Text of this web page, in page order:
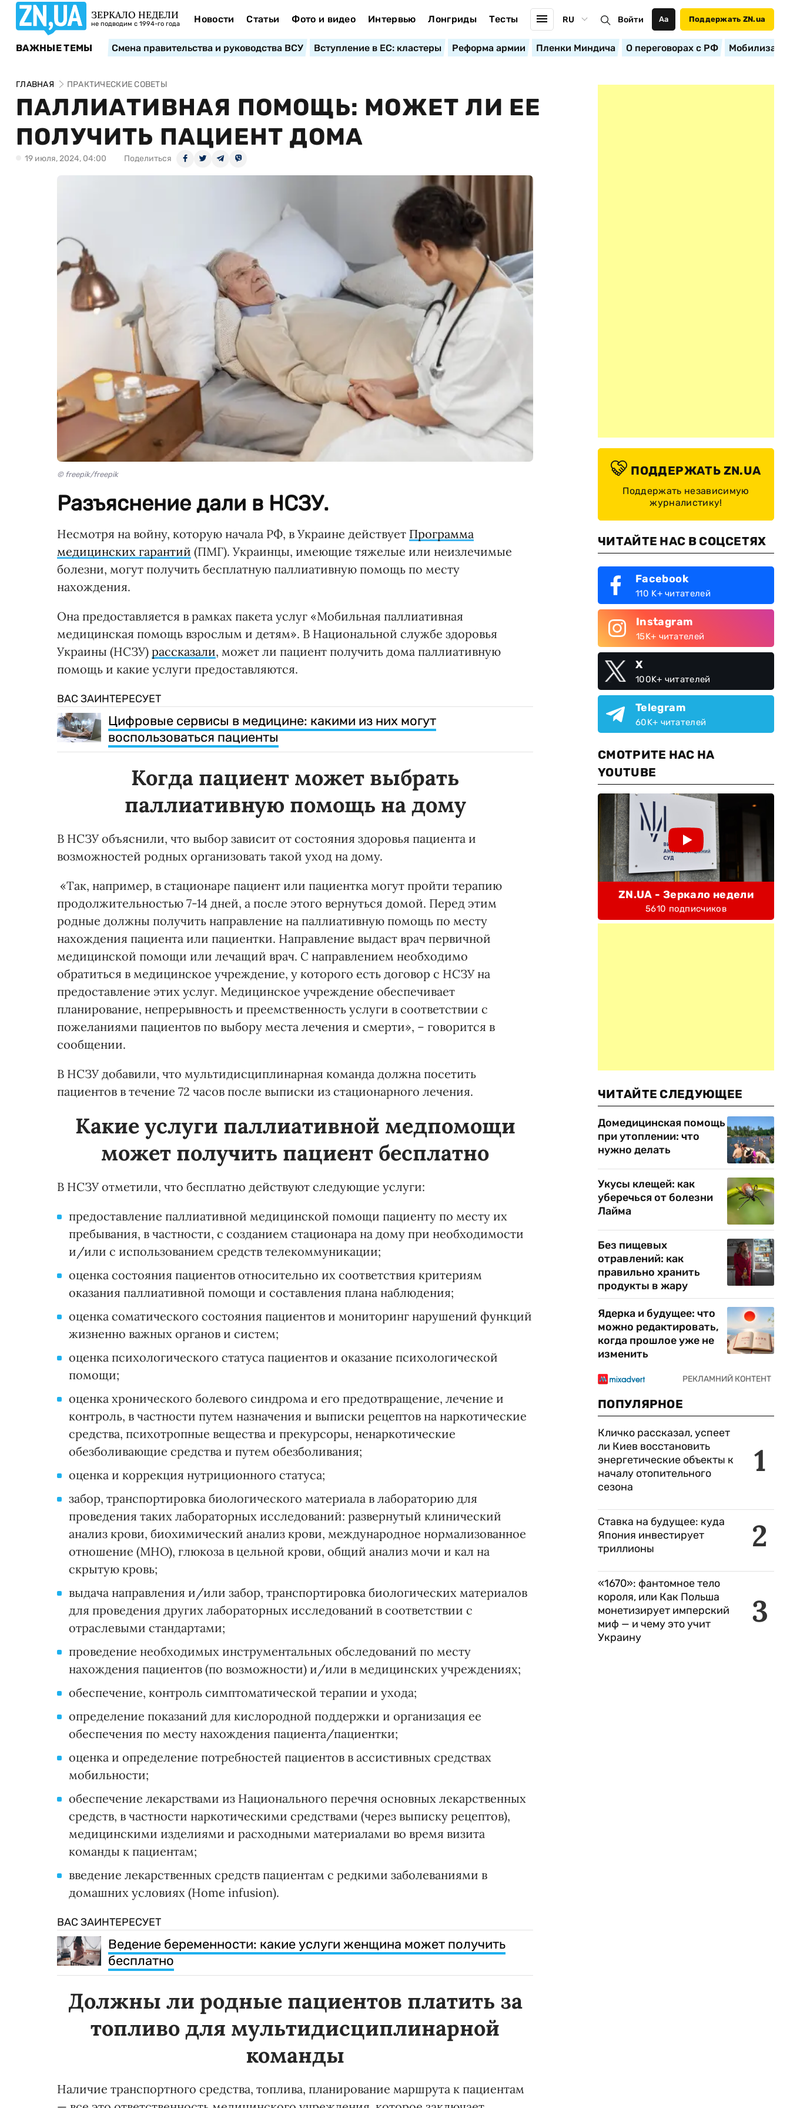
ЗЕРКАЛО НЕДЕЛИ
не подводим с 1994-го года Новости Статьи Фото и видео Интервью Лонгриды Тесты RU Войти Аа Поддержать ZN.ua
ВАЖНЫЕ ТЕМЫ Смена правительства и руководства ВСУ Вступление в ЕС: кластеры Реформа армии Пленки Миндича О переговорах с РФ
ГЛАВНАЯ ПРАКТИЧЕСКИЕ СОВЕТЫ
ПАЛЛИАТИВНАЯ ПОМОЩЬ: МОЖЕТ ЛИ ЕЕ
ПОЛУЧИТЬ ПАЦИЕНТ ДОМА
19 июля, 2024, 04:00 Поделиться
© freepik/freepik
Разъяснение дали в НСЗУ.
Несмотря на войну, которую начала РФ, в Украине действует Программа
медицинских гарантий (ПМГ). Украинцы, имеющие тяжелые или неизлечимые
болезни, могут получить бесплатную паллиативную помощь по месту
нахождения.
Она предоставляется в рамках пакета услуг «Мобильная паллиативная
медицинская помощь взрослым и детям». В Национальной службе здоровья
Украины (НСЗУ) рассказали, может ли пациент получить дома паллиативную
помощь и какие услуги предоставляются.
ВАС ЗАИНТЕРЕСУЕТ
Цифровые сервисы в медицине: какими из них могут
воспользоваться пациенты
Когда пациент может выбрать
паллиативную помощь на дому
В НСЗУ объяснили, что выбор зависит от состояния здоровья пациента и
возможностей родных организовать такой уход на дому.
«Так, например, в стационаре пациент или пациентка могут пройти терапию
продолжительностью 7-14 дней, а после этого вернуться домой. Перед этим
родные должны получить направление на паллиативную помощь по месту
нахождения пациента или пациентки. Направление выдаст врач первичной
медицинской помощи или лечащий врач. С направлением необходимо
обратиться в медицинское учреждение, у которого есть договор с НСЗУ на
предоставление этих услуг. Медицинское учреждение обеспечивает
планирование, непрерывность и преемственность услуги в соответствии с
пожеланиями пациентов по выбору места лечения и смерти», – говорится в
сообщении.
В НСЗУ добавили, что мультидисциплинарная команда должна посетить
пациентов в течение 72 часов после выписки из стационарного лечения.
Какие услуги паллиативной медпомощи
может получить пациент бесплатно
В НСЗУ отметили, что бесплатно действуют следующие услуги:
предоставление паллиативной медицинской помощи пациенту по месту их
пребывания, в частности, с созданием стационара на дому при необходимости
и/или с использованием средств телекоммуникации;
оценка состояния пациентов относительно их соответствия критериям
оказания паллиативной помощи и составления плана наблюдения;
оценка соматического состояния пациентов и мониторинг нарушений функций
жизненно важных органов и систем;
оценка психологического статуса пациентов и оказание психологической
помощи;
оценка хронического болевого синдрома и его предотвращение, лечение и
контроль, в частности путем назначения и выписки рецептов на наркотические
средства, психотропные вещества и прекурсоры, ненаркотические
обезболивающие средства и путем обезболивания;
оценка и коррекция нутриционного статуса;
забор, транспортировка биологического материала в лабораторию для
проведения таких лабораторных исследований: развернутый клинический
анализ крови, биохимический анализ крови, международное нормализованное
отношение (МНО), глюкоза в цельной крови, общий анализ мочи и кал на
скрытую кровь;
выдача направления и/или забор, транспортировка биологических материалов
для проведения других лабораторных исследований в соответствии с
отраслевыми стандартами;
проведение необходимых инструментальных обследований по месту
нахождения пациентов (по возможности) и/или в медицинских учреждениях;
обеспечение, контроль симптоматической терапии и ухода;
определение показаний для кислородной поддержки и организация ее
обеспечения по месту нахождения пациента/пациентки;
оценка и определение потребностей пациентов в ассистивных средствах
мобильности;
обеспечение лекарствами из Национального перечня основных лекарственных
средств, в частности наркотическими средствами (через выписку рецептов),
медицинскими изделиями и расходными материалами во время визита
команды к пациентам;
введение лекарственных средств пациентам с редкими заболеваниями в
домашних условиях (Home infusion).
ВАС ЗАИНТЕРЕСУЕТ
Ведение беременности: какие услуги женщина может получить
бесплатно
Должны ли родные пациентов платить за
топливо для мультидисциплинарной
команды
Наличие транспортного средства, топлива, планирование маршрута к пациентам
ПОДДЕРЖАТЬ ZN.UA
Поддержать независимую
журналистику!
ЧИТАЙТЕ НАС В СОЦСЕТЯХ
Facebook
110 K+ читателей
Instagram
15K+ читателей
X
100K+ читателей
Telegram
60K+ читателей
СМОТРИТЕ НАС НА
YOUTUBE
ZN.UA - Зеркало недели
5610 подписчиков
ЧИТАЙТЕ СЛЕДУЮЩЕЕ
Домедицинская помощь
при утоплении: что
нужно делать
Укусы клещей: как
уберечься от болезни
Лайма
Без пищевых
отравлений: как
правильно хранить
продукты в жару
Ядерка и будущее: что
можно редактировать,
когда прошлое уже не
изменить
ПОПУЛЯРНОЕ
1
Кличко рассказал, успеет
ли Киев восстановить
энергетические объекты к
началу отопительного
сезона
2
Ставка на будущее: куда
Япония инвестирует
триллионы
3
«1670»: фантомное тело
короля, или Как Польша
монетизирует имперский
миф — и чему это учит
Украину